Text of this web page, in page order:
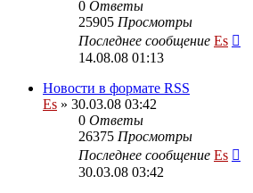
0 Ответы
25905 Просмотры
Последнее сообщение Es
14.08.08 01:13
Новости в формате RSS
Es » 30.03.08 03:42
0 Ответы
26375 Просмотры
Последнее сообщение Es
30.03.08 03:42